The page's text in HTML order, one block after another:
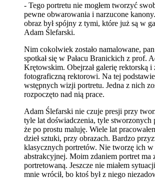
- Tego portretu nie mogłem tworzyć
pewne obwarowania i narzucone
obraz był spójny z tymi, które już są w
Adam Ślefarski.
Nim cokolwiek zostało namalowane,
spotkał się w Pałacu Branickich z prof.
Krętowskim. Obejrzał galerię rektorską i
fotograficzną rektorowi. Na tej
wstępnych wizji portretu. Jedna z nich
rozpoczęto nad nią prace.
Adam Ślefarski nie czuje presji przy
tyle lat doświadczenia, tyle stworzonych
że po prostu maluję. Wiele lat
dzieł sztuki, przy obrazach. Bardzo
klasycznych portretów. Nie tworzę ich
abstrakcyjnej. Moim zdaniem portret ma
portretowaną. Jeszcze nie miałem
mnie wrócił, bo ktoś był z niego